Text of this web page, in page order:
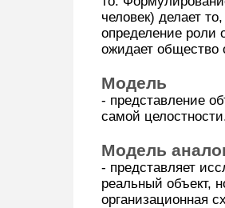
человек) делает
определение роли
ожидает общество
Модель
- представление
самой
Модель
- представляет
реальный объект,
организационная